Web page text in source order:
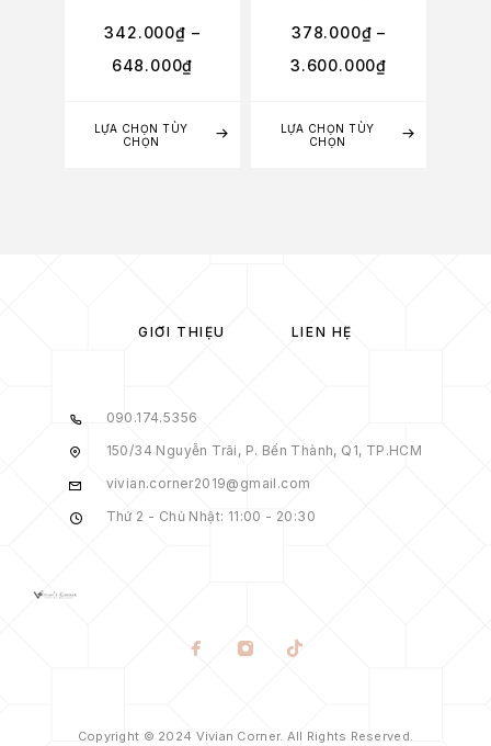
LỰA CHỌN TÙY
CHỌN
342.000₫ –
648.000₫
LỰA CHỌN TÙY
CHỌN
378.000₫ –
3.600.000₫
GIỚI THIỆU LIÊN HỆ
090.174.5356
150/34 Nguyễn Trãi, P. Bến Thành, Q1, TP.HCM
vivian.corner2019@gmail.com
Thứ 2 - Chủ Nhật: 11:00 - 20:30
Copyright © 2024 Vivian Corner. All Rights Reserved.